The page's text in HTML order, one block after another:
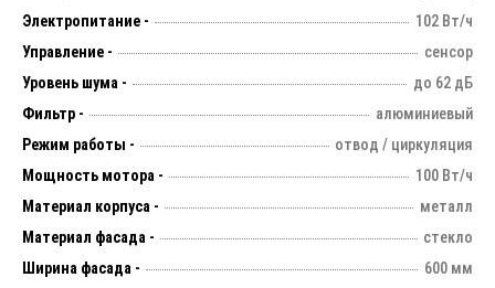
Электропитание -
102 Вт/ч
Управление -
сенсор
Уровень шума -
до 62 дБ
Фильтр -
алюминиевый
Режим работы -
отвод / циркуляция
Мощность мотора -
100 Вт/ч
Материал корпуса -
металл
Материал фасада -
стекло
Ширина фасада -
600 мм